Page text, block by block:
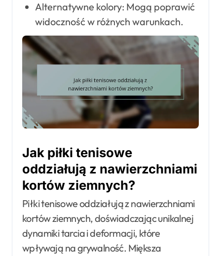
Alternatywne kolory: Mogą poprawić
widoczność w różnych warunkach.
Jak piłki tenisowe
oddziałują z nawierzchniami
kortów ziemnych?
Piłki tenisowe oddziałują z nawierzchniami
kortów ziemnych, doświadczając unikalnej
dynamiki tarcia i deformacji, które
wpływają na grywalność. Miększa